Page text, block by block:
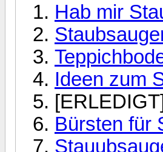
Hab mir
Ideen zum
[ERLEDIGT]
Bürsten für